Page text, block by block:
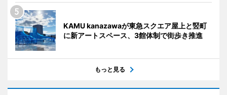
KAMU kanazawaが東急スクエア屋上と竪町
に新アートスペース、3館体制で街歩き推進
もっと見る